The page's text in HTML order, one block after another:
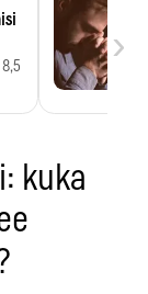
›
kuka